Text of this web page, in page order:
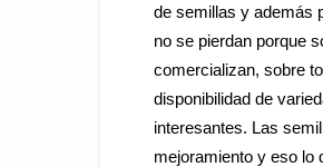
de semillas y además
no se pierdan porque
comercializan, sobre
disponibilidad de
interesantes. Las
mejoramiento y eso lo